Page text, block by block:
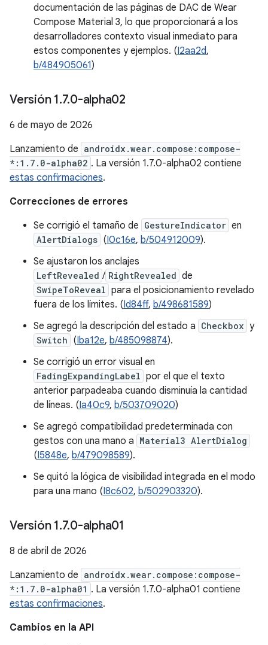
documentación de las páginas de DAC de Wear
Compose Material 3, lo que proporcionará a los
desarrolladores contexto visual inmediato para
estos componentes y ejemplos. (I2aa2d,
b/484905061)
Versión 1.7.0-alpha02
6 de mayo de 2026
Lanzamiento de androidx.wear.compose:compose-
*:1.7.0-alpha02 . La versión 1.7.0-alpha02 contiene
estas confirmaciones.
Correcciones de errores
Se corrigió el tamaño de GestureIndicator en
AlertDialogs (I0c16e, b/504912009).
Se ajustaron los anclajes
LeftRevealed / RightRevealed de
SwipeToReveal para el posicionamiento revelado
fuera de los límites. (Id84ff, b/498681589)
Se agregó la descripción del estado a Checkbox y
Switch (Iba12e, b/485098874).
Se corrigió un error visual en
FadingExpandingLabel por el que el texto
anterior parpadeaba cuando disminuía la cantidad
de líneas. (Ia40c9, b/503709020)
Se agregó compatibilidad predeterminada con
gestos con una mano a Material3 AlertDialog
(I5848e, b/479098589).
Se quitó la lógica de visibilidad integrada en el modo
para una mano (I8c602, b/502903320).
Versión 1.7.0-alpha01
8 de abril de 2026
Lanzamiento de androidx.wear.compose:compose-
*:1.7.0-alpha01 . La versión 1.7.0-alpha01 contiene
estas confirmaciones.
Cambios en la API